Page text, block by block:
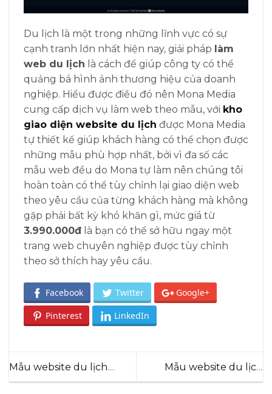
Du lịch là một trong những lĩnh vực có sự
cạnh tranh lớn nhất hiện nay, giải pháp làm
web du lịch là cách để giúp công ty có thể
quảng bá hình ảnh thương hiệu của doanh
nghiệp. Hiểu được điều đó nên Mona Media
cung cấp dịch vụ làm web theo mẫu, với kho
giao diện website du lịch được Mona Media
tự thiết kế giúp khách hàng có thể chọn được
những mẫu phù hợp nhất, bởi vì đa số các
mẫu web đều do Mona tự làm nên chúng tôi
hoàn toàn có thể tùy chỉnh lại giao diện web
theo yêu cầu của từng khách hàng mà không
gặp phải bất kỳ khó khăn gì, mức giá từ
3.990.000đ là bạn có thể sở hữu ngay một
trang web chuyên nghiệp được tùy chỉnh
theo sở thích hay yêu cầu.
Facebook Twitter Google+
Pinterest LinkedIn
Mẫu website du lịch
Trendy Travel
Mẫu website du lịch
Exploore